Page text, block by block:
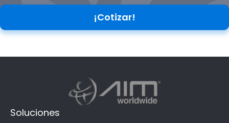
¡Cotizar!
Soluciones